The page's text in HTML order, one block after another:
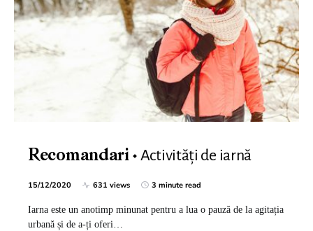
Recomandari Activități de iarnă
15/12/2020 631 views 3 minute read
Iarna este un anotimp minunat pentru a lua o pauză de la agitația
urbană și de a-ți oferi…